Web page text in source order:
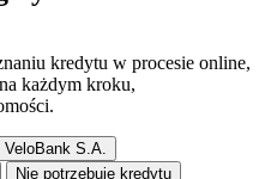
kredytu w procesie online,
każdym kroku,
S.A.
Nie potrzebuję kredytu